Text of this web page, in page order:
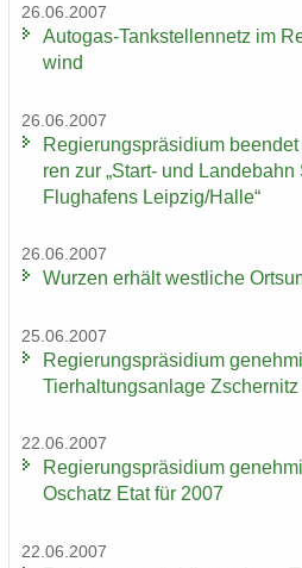
26.06.2007
Autogas-​Tankstellennetz im
wind
26.06.2007
Re­gie­rungs­prä­si­di­um
ren zur „Start-​ und
Flug­ha­fens Leip­zig/Halle“
26.06.2007
Wur­zen er­hält west­li­che
25.06.2007
Re­gie­rungs­prä­si­di­um
Tier­hal­tungs­an­la­ge Zscher­nitz
22.06.2007
Re­gie­rungs­prä­si­di­um
Oschatz Etat für 2007
22.06.2007